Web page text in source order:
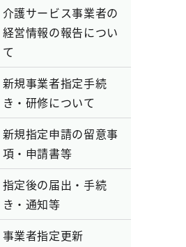
介護サービス事業者の
経営情報の報告につい
て
新規事業者指定手続
き・研修について
新規指定申請の留意事
項・申請書等
指定後の届出・手続
き・通知等
事業者指定更新